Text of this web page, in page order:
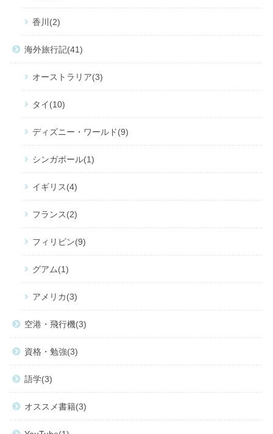
香川 2
海外旅行記 41
オーストラリア 3
タイ 10
ディズニー・ワールド 9
シンガポール 1
イギリス 4
フランス 2
フィリピン 9
グアム 1
アメリカ 3
空港・飛行機 3
資格・勉強 3
語学 3
オススメ書籍 3